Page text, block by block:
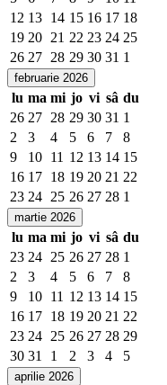
12 13 14 15 16 17 18
19 20 21 22 23 24 25
26 27 28 29 30 31 1
februarie 2026
lu ma mi jo vi sâ du
26 27 28 29 30 31 1
2
3 4 5 6 7
8
9
10 11 12 13 14 15
16 17 18 19 20 21 22
23 24 25 26 27 28 1
martie 2026
lu ma mi jo vi sâ du
23 24 25 26 27 28 1
2
3 4 5 6 7
8
9
10 11 12 13 14 15
16 17 18 19 20 21 22
23 24 25 26 27 28 29
30 31 1 2 3 4 5
aprilie 2026